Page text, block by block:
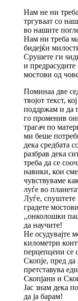
Нам не ни
тргуваат со
во нашите
Нам ни треба
бидејќи
Срушете ги
и
мостови од
Поминаа две
твојот текст,
поддржам и да
го променив
трагач по
ми беше
дека средбата
разбрав дека
треба да се
навики, кои
чувствуваме
луѓе во
Луѓе, спуштете
градете
,,онколошки
да научите!
Не осудувајте
километри
перцепцеии се
Скопје, пред да
претставува
Скопјани и
Јас знам дека
да ја барам!